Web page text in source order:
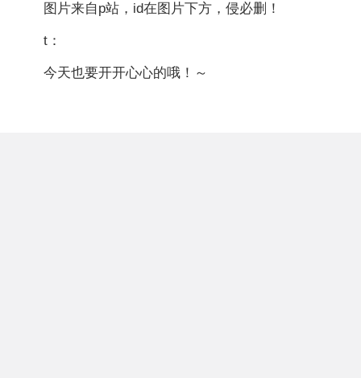
图片来自p站，id在图片下方，侵必删！
t：
今天也要开开心心的哦！～